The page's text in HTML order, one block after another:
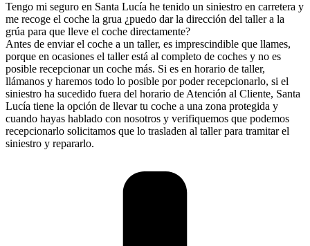
Tengo mi seguro en Santa Lucía he tenido un siniestro en carretera y
me recoge el coche la grua ¿puedo dar la dirección del taller a la
grúa para que lleve el coche directamente?
Antes de enviar el coche a un taller, es imprescindible que llames,
porque en ocasiones el taller está al completo de coches y no es
posible recepcionar un coche más. Si es en horario de taller,
llámanos y haremos todo lo posible por poder recepcionarlo, si el
siniestro ha sucedido fuera del horario de Atención al Cliente, Santa
Lucía tiene la opción de llevar tu coche a una zona protegida y
cuando hayas hablado con nosotros y verifiquemos que podemos
recepcionarlo solicitamos que lo trasladen al taller para tramitar el
siniestro y repararlo.